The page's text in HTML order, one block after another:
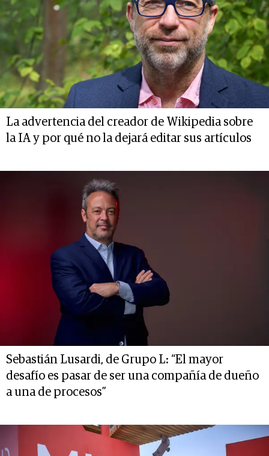
La advertencia del creador de Wikipedia sobre
la IA y por qué no la dejará editar sus artículos
Sebastián Lusardi, de Grupo L: “El mayor
desafío es pasar de ser una compañía de dueño
a una de procesos”